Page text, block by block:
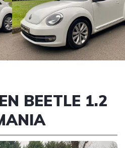
BEETLE 1.2